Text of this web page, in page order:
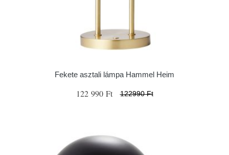
Fekete asztali lámpa Hammel Heim
122 990 Ft 122990 Ft